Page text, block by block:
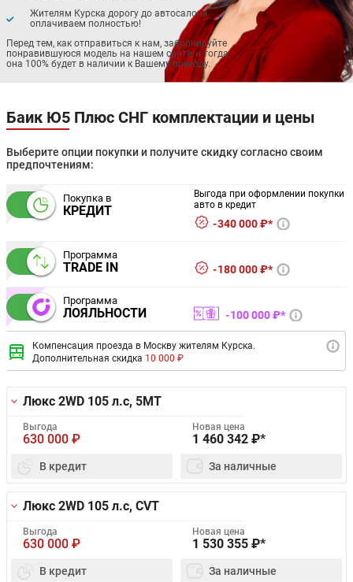
Жителям Курска дорогу до автосалона
оплачиваем полностью!
Перед тем, как отправиться к нам, забронируйте
понравившуюся модель на нашем сайте, и тогда
она 100% будет в наличии к Вашему приезду.
Баик Ю5 Плюс СНГ комплектации и цены
Выберите опции покупки и получите скидку согласно своим
предпочтениям:
Покупка в
КРЕДИТ
Выгода при оформлении покупки
авто в кредит
340 000 ₽*
Программа
TRADE IN 180 000 ₽*
Программа
ЛОЯЛЬНОСТИ 100 000 ₽*
Компенсация проезда в Москву жителям Курска.
Дополнительная скидка 10 000 ₽
Люкс 2WD 105 л.с, 5MT
Выгода
630 000 ₽
Новая цена
1 460 342 ₽*
В кредит За наличные
Люкс 2WD 105 л.с, CVT
Выгода
630 000 ₽
Новая цена
1 530 355 ₽*
В кредит За наличные